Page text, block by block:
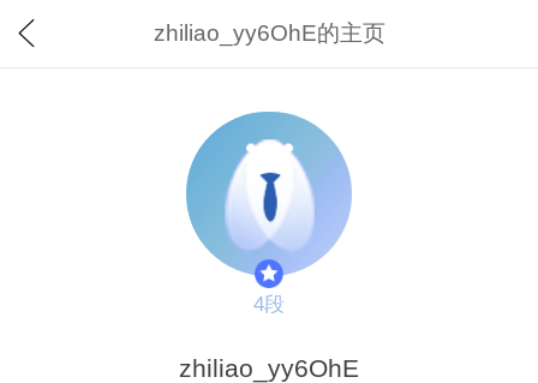
zhiliao_yy6OhE的主页
4段
zhiliao_yy6OhE